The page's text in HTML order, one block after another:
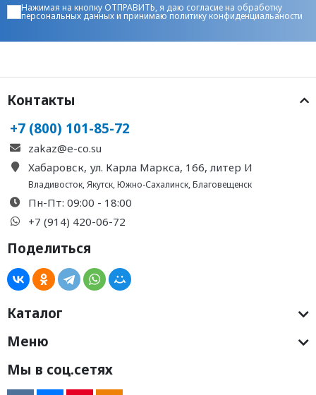
Нажимая на кнопку ОТПРАВИТЬ, я даю согласие на обработку
персональных данныхи принимаюполитику конфиденциальаности
Контакты
+7 (800) 101-85-72
zakaz@e-co.su
Хабаровск, ул. Карла Маркса, 166, литер И
Владивосток,Якутск,Южно-Сахалинск,Благовещенск
Пн-Пт: 09:00 - 18:00
+7 (914) 420-06-72
Поделиться
Каталог
Меню
Мы в соц.сетях